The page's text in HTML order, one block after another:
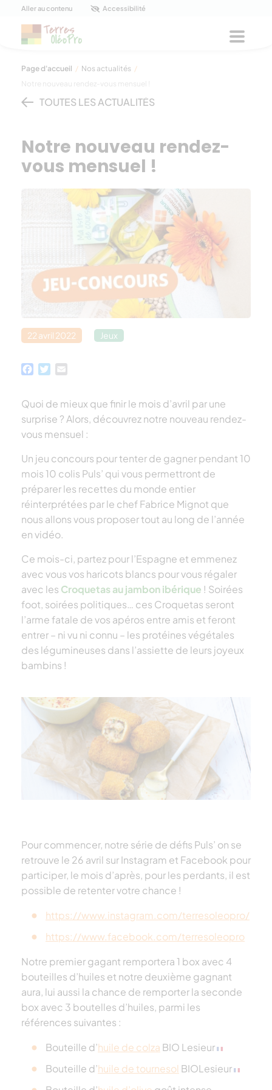
Panneau de gestion des cookies
Aller au contenu Accessibilité
Page d'accueil / Nos actualités /
Notre nouveau rendez-vous mensuel !
TOUTES LES ACTUALITÉS
Notre nouveau rendez-
vous mensuel !
22 avril 2022 Jeux
Facebook
Twitter
Quoi de mieux que finir le mois d’avril par une
surprise ? Alors, découvrez notre nouveau rendez-
vous mensuel :
Un jeu concours pour tenter de gagner pendant 10
mois 10 colis Puls’ qui vous permettront de
préparer les recettes du monde entier
réinterprétées par le chef Fabrice Mignot que
nous allons vous proposer tout au long de l’année
en vidéo.
Ce mois-ci, partez pour l’Espagne et emmenez
avec vous vos haricots blancs pour vous régaler
avec les Croquetas au jambon ibérique ! Soirées
foot, soirées politiques… ces Croquetas seront
l’arme fatale de vos apéros entre amis et feront
entrer – ni vu ni connu – les protéines végétales
des légumineuses dans l’assiette de leurs joyeux
bambins !
Pour commencer, notre série de défis Puls’ on se
retrouve le 26 avril sur Instagram et Facebook pour
participer, le mois d’après, pour les perdants, il est
possible de retenter votre chance !
https://www.instagram.com/terresoleopro/
https://www.facebook.com/terresoleopro
Notre premier gagant remportera 1 box avec 4
bouteilles d’huiles et notre deuxième gagnant
aura, lui aussi la chance de remporter la seconde
box avec 3 boutelles d’huiles, parmi les
références suivantes :
Bouteille d’huile de colza BIO Lesieur
Bouteille d’huile de tournesol BIOLesieur